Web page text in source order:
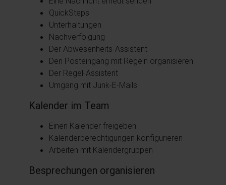
QuickSteps
Unterhaltungen
Nachverfolgung
Der Abwesenheits-Assistent
Den Posteingang mit Regeln organisieren
Der Regel-Assistent
Umgang mit Junk-E-Mails
Kalender im Team
Einen Kalender freigeben
Kalenderberechtigungen konfigurieren
Arbeiten mit Kalendergruppen
Besprechungen organisieren